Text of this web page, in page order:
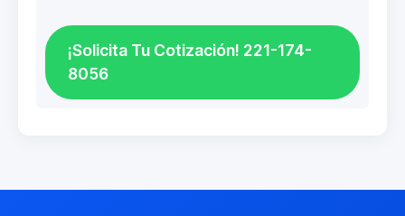
¡Solicita Tu Cotización! 221-174-
8056